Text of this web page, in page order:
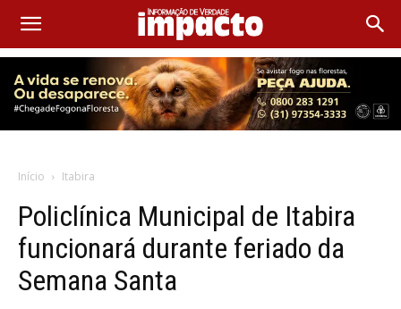
Início Itabira
Policlínica Municipal de Itabira
funcionará durante feriado da
Semana Santa